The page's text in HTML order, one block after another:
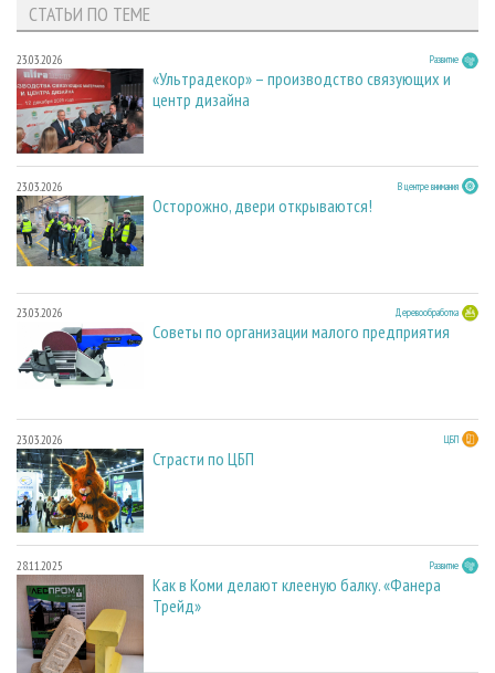
СТАТЬИ ПО ТЕМЕ
23.03.2026 Развитие
«Ультрадекор» – производство связующих и
центр дизайна
23.03.2026 В центре внимания
Осторожно, двери открываются!
23.03.2026 Деревообработка
Советы по организации малого предприятия
23.03.2026 ЦБП
Страсти по ЦБП
28.11.2025 Развитие
Как в Коми делают клееную балку. «Фанера
Трейд»